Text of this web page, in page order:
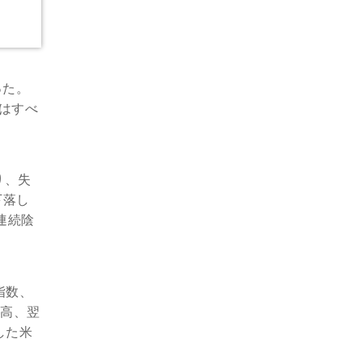
。
すべ
、失
し
続陰
、
、翌
た米